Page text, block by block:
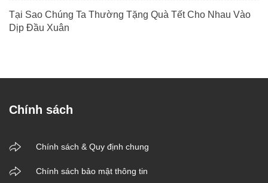
Tại Sao Chúng Ta Thường Tặng Quà Tết Cho Nhau Vào
Dịp Đầu Xuân
Chính sách
Chính sách & Quy định chung
Chính sách bảo mật thông tin